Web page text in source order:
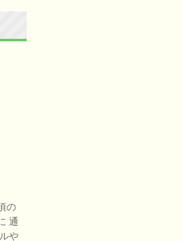
の
通
や